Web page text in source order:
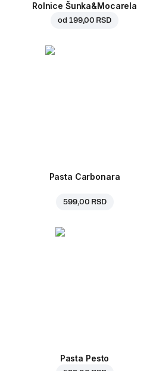
Rolnice Šunka&Mocarela
od 199,00 RSD
Pasta Carbonara
599,00 RSD
Pasta Pesto